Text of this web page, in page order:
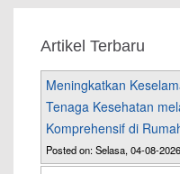
Artikel Terbaru
Meningkatkan
Tenaga Kesehatan
Komprehensif di
Posted on: Selasa, 04-08-2026